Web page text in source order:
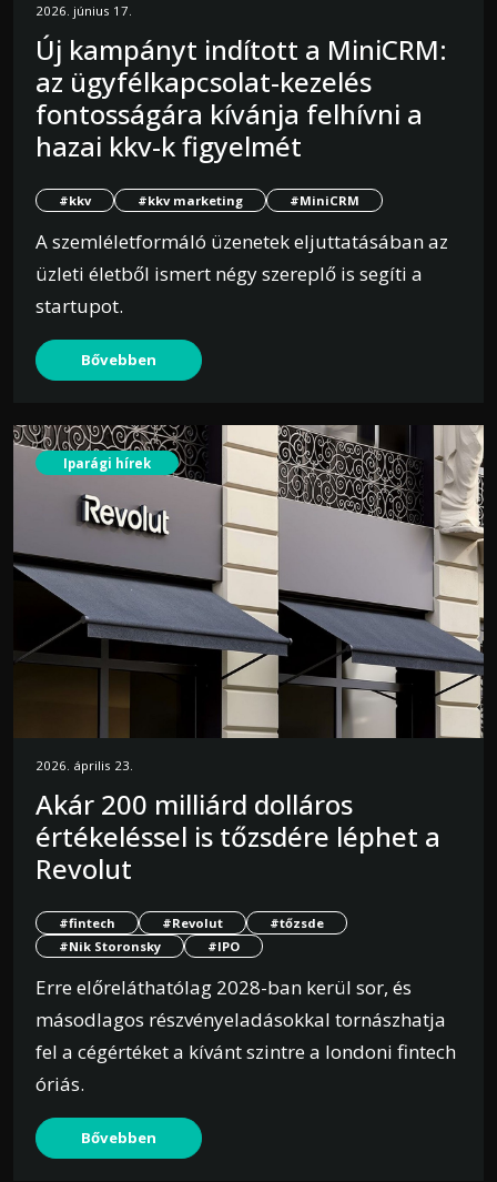
2026. június 17.
Új kampányt indított a MiniCRM:
az ügyfélkapcsolat-kezelés
fontosságára kívánja felhívni a
hazai kkv-k figyelmét
#kkv #kkv marketing #MiniCRM
A szemléletformáló üzenetek eljuttatásában az
üzleti életből ismert négy szereplő is segíti a
startupot.
Bővebben
Iparági hírek
2026. április 23.
Akár 200 milliárd dolláros
értékeléssel is tőzsdére léphet a
Revolut
#fintech #Revolut
#tőzsde
#Nik Storonsky
#IPO
Erre előreláthatólag 2028-ban kerül sor, és
másodlagos részvényeladásokkal tornászhatja
fel a cégértéket a kívánt szintre a londoni fintech
óriás.
Bővebben